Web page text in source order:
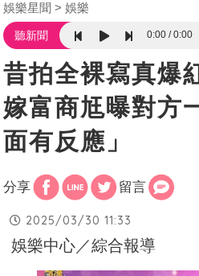
娛樂星聞 娛樂
聽新聞 0:00 0:00
昔拍全裸寫真爆
嫁富商尪曝對方
面有反應」
分享 留言
2025/03/30 11:33
娛樂中心／綜合報導